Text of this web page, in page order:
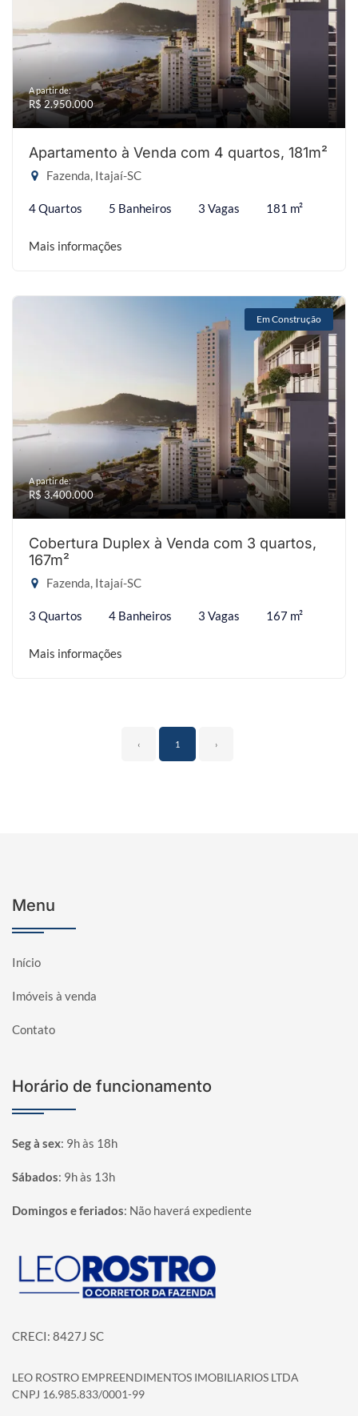
A partir de:
R$ 2.950.000
Apartamento à Venda com 4 quartos, 181m²
Fazenda, Itajaí-SC
4 Quartos 5 Banheiros 3 Vagas 181 m²
Mais informações
Em Construção
A partir de:
R$ 3.400.000
Cobertura Duplex à Venda com 3 quartos,
167m²
Fazenda, Itajaí-SC
3 Quartos 4 Banheiros 3 Vagas 167 m²
Mais informações
‹ 1 ›
Menu
Início
Imóveis à venda
Contato
Horário de funcionamento
Seg à sex: 9h às 18h
Sábados: 9h às 13h
Domingos e feriados: Não haverá expediente
Página inicial
CRECI: 8427J SC
LEO ROSTRO EMPREENDIMENTOS IMOBILIARIOS LTDA
CNPJ 16.985.833/0001-99